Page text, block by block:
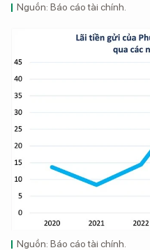
Nguồn: Báo cáo tài chính.
Nguồn: Báo cáo tài chính.